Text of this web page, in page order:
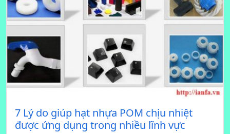
7 Lý do giúp hạt nhựa POM chịu nhiệt
được ứng dụng trong nhiều lĩnh vực